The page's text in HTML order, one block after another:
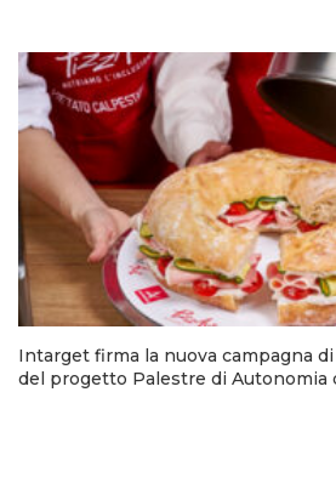
Intarget firma la nuova campagna
del progetto Palestre di Autonomia